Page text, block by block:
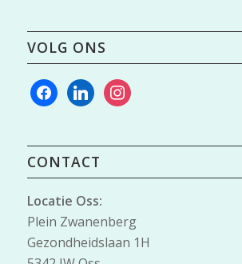
VOLG ONS
facebooklinkedininstagram
CONTACT
Locatie Oss:
Plein Zwanenberg
Gezondheidslaan 1H